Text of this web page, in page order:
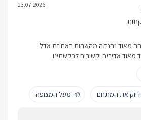
23.07.2026
מאוד נהנתה מהשהות באחוזת אדל.
מאוד אדיבים וקשובים לבקשתינו.
את המתחם מעל המצופה